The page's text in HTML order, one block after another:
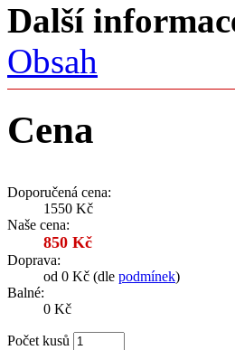
Další
Obsah
Cena
Doporučená cena:
1550 Kč
Naše cena:
850 Kč
Doprava:
od 0 Kč (dle podmínek)
Balné:
0 Kč
Počet kusů